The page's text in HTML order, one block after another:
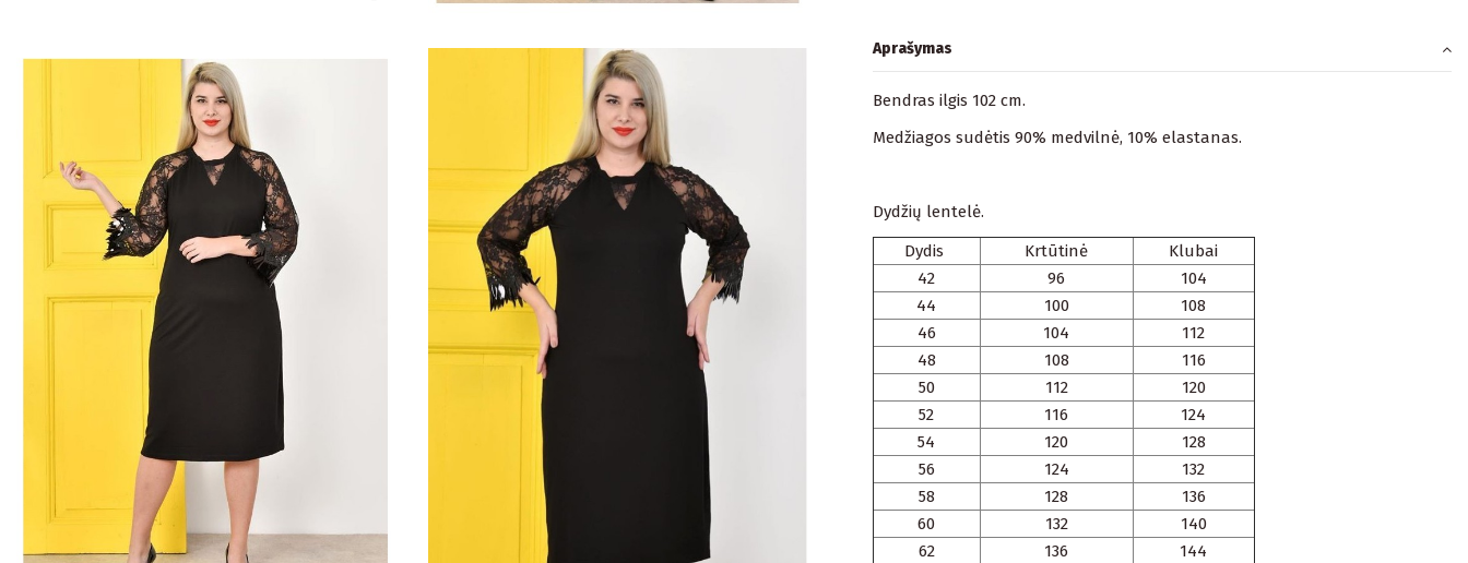
Aprašymas
Bendras ilgis 102 cm.
Medžiagos sudėtis 90% medvilnė, 10% elastanas.
Dydžių lentelė.
Dydis
Krtūtinė
Klubai
42
96
104
44
100
108
46
104
112
48
108
116
50
112
120
52
116
124
54
120
128
56
124
132
58
128
136
60
132
140
62
136 144